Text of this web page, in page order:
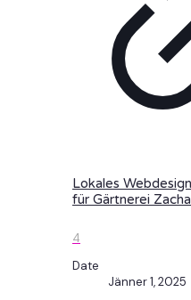
Lokales
für Gärtnerei
4
Date
Jänner 1, 2025